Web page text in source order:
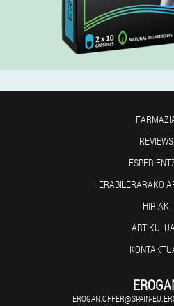
REVIEWS
ERABILERARAKO
HIRIAK
EROGAN.OFFER@SPAIN-